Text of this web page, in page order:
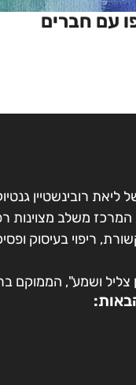
עם חברים
רובינשטיין
משלב מצוינות
ריפוי בעיסוק
צליל ושמע", הממוקם